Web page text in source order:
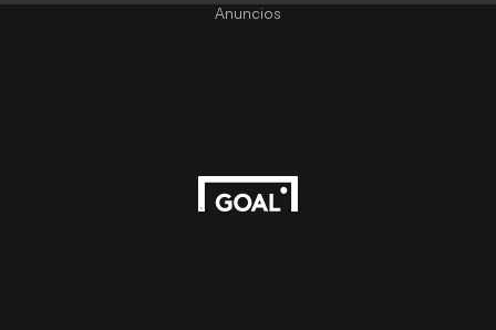
Anuncios